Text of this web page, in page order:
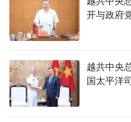
开与政府
越共中央
国太平洋